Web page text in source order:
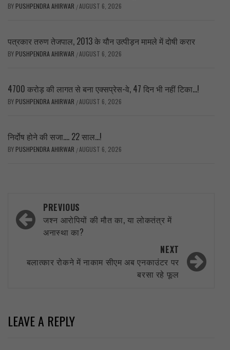
BY PUSHPENDRA AHIRWAR /AUGUST 6, 2026
पत्रकार तरुण तेजपाल, 2013 के यौन उत्पीड़न मामले में दोषी करार
BY PUSHPENDRA AHIRWAR /AUGUST 6, 2026
4700 करोड़ की लागत से बना एक्सप्रेस-वे, 47 दिन भी नहीं टिका…!
BY PUSHPENDRA AHIRWAR /AUGUST 6, 2026
निर्दोष होने की सजा…. 22 साल…!
BY PUSHPENDRA AHIRWAR /AUGUST 6, 2026
Post
navigation
PREVIOUS
जश्न आरोपियों की मौत का, या लोकतंत्र में
अनास्था का?
NEXT
बलात्कार रोकने में नाकाम सीएम अब एनकाउंटर पर
बरसा रहे फूल
LEAVE A REPLY